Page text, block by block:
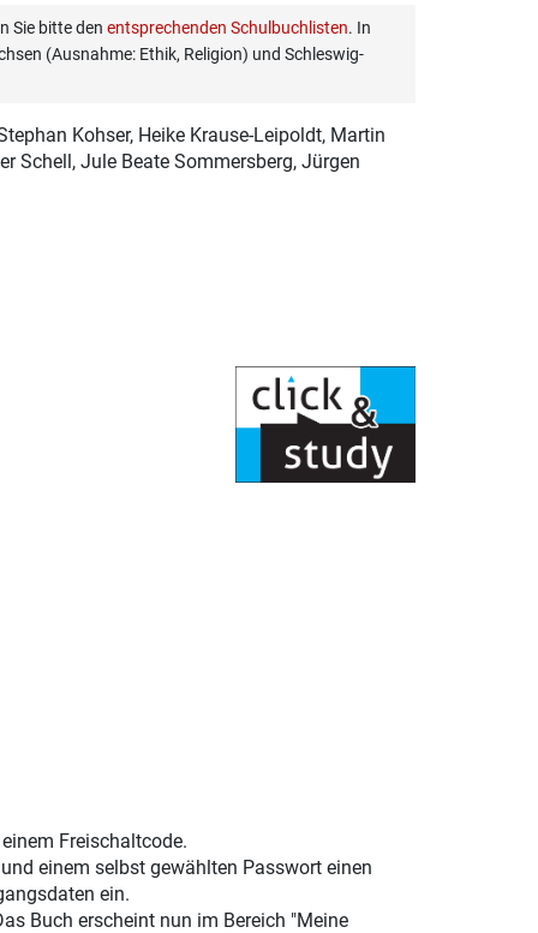
Sie bitte den entsprechenden Schulbuchlisten. In
(Ausnahme: Ethik, Religion) und Schleswig-
Kohser, Heike Krause-Leipoldt, Martin
Schell, Jule Beate Sommersberg, Jürgen
Freischaltcode.
einem selbst gewählten Passwort einen
ein.
Buch erscheint nun im Bereich "Meine